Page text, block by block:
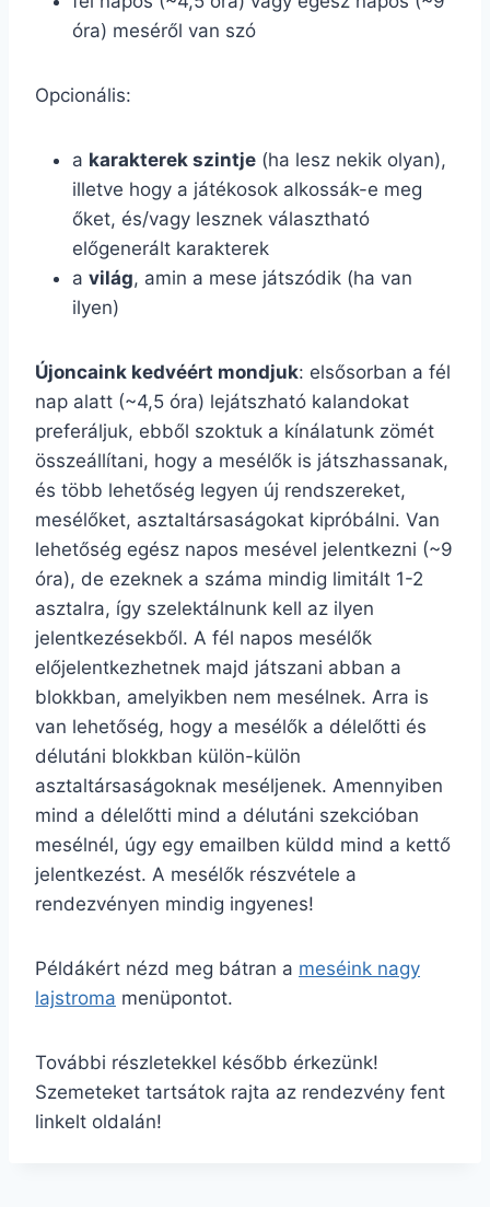
óra) meséről van szó
Opcionális:
a karakterek szintje (ha lesz nekik olyan),
illetve hogy a játékosok alkossák-e meg
őket, és/vagy lesznek választható
előgenerált karakterek
a világ, amin a mese játszódik (ha van
ilyen)
Újoncaink kedvéért mondjuk: elsősorban a fél
nap alatt (~4,5 óra) lejátszható kalandokat
preferáljuk, ebből szoktuk a kínálatunk zömét
összeállítani, hogy a mesélők is játszhassanak,
és több lehetőség legyen új rendszereket,
mesélőket, asztaltársaságokat kipróbálni. Van
lehetőség egész napos mesével jelentkezni (~9
óra), de ezeknek a száma mindig limitált 1-2
asztalra, így szelektálnunk kell az ilyen
jelentkezésekből. A fél napos mesélők
előjelentkezhetnek majd játszani abban a
blokkban, amelyikben nem mesélnek. Arra is
van lehetőség, hogy a mesélők a délelőtti és
délutáni blokkban külön-külön
asztaltársaságoknak meséljenek. Amennyiben
mind a délelőtti mind a délutáni szekcióban
mesélnél, úgy egy emailben küldd mind a kettő
jelentkezést. A mesélők részvétele a
rendezvényen mindig ingyenes!
Példákért nézd meg bátran a meséink nagy
lajstroma menüpontot.
További részletekkel később érkezünk!
Szemeteket tartsátok rajta az rendezvény fent
linkelt oldalán!